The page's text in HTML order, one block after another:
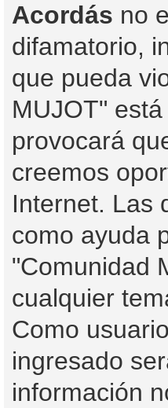
Acordás no
difamatorio,
que pueda
MUJOT"
provocará
creemos
Internet. Las
como ayuda
"Comunidad
cualquier
Como usuario
ingresado
información